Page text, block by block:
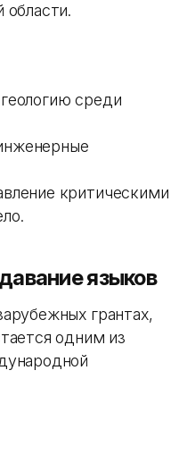
области.
среди
критическими
языков
грантах,
одним из